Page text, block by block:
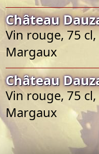
Château
Vin rouge, 75
Margaux
Château
Vin rouge, 75
Margaux